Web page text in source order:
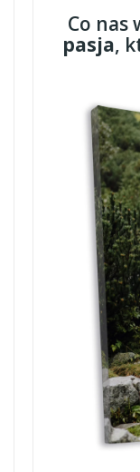
Co nas
pasja,